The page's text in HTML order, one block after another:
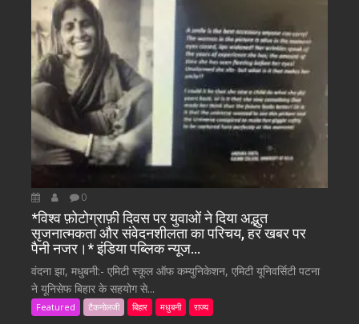
0
*विश्व फ़ोटोग्राफ़ी दिवस पर युवाओं ने दिया अद्भुत
सृजनात्मकता और संवेदनशीलता का परिचय, हर खबर पर
पैनी नजर।* इंडिया पब्लिक न्यूज…
वंदना झा, मधुबनी:- एमिटी स्कूल ऑफ कम्युनिकेशन, एमिटी यूनिवर्सिटी पटना
ने यूनिसेफ बिहार के सहयोग से...
Featured टैकनोलजी बिहार मधुबनी राज्य